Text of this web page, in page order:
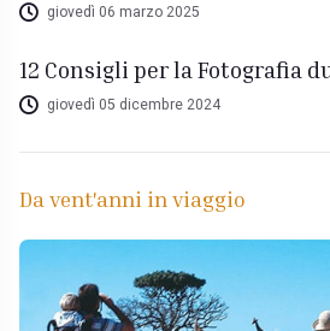
giovedì 06 marzo 2025
12 Consigli per la Fotografia
giovedì 05 dicembre 2024
Da vent'anni in viaggio